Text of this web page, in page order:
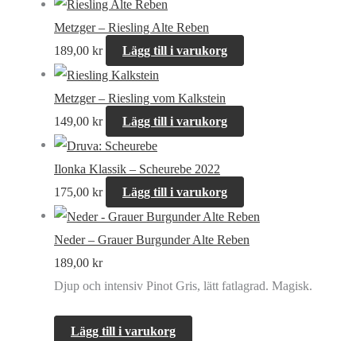
Metzger – Riesling Alte Reben
189,00 kr Lägg till i varukorg
Metzger – Riesling vom Kalkstein
149,00 kr Lägg till i varukorg
Ilonka Klassik – Scheurebe 2022
175,00 kr Lägg till i varukorg
Neder – Grauer Burgunder Alte Reben
189,00 kr
Djup och intensiv Pinot Gris, lätt fatlagrad. Magisk.
Lägg till i varukorg